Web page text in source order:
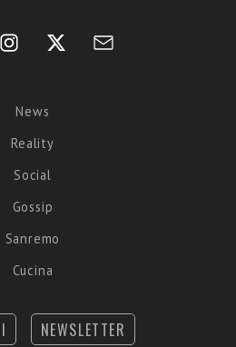
News
Reality
Social
Gossip
Sanremo
Cucina
NEWSLETTER